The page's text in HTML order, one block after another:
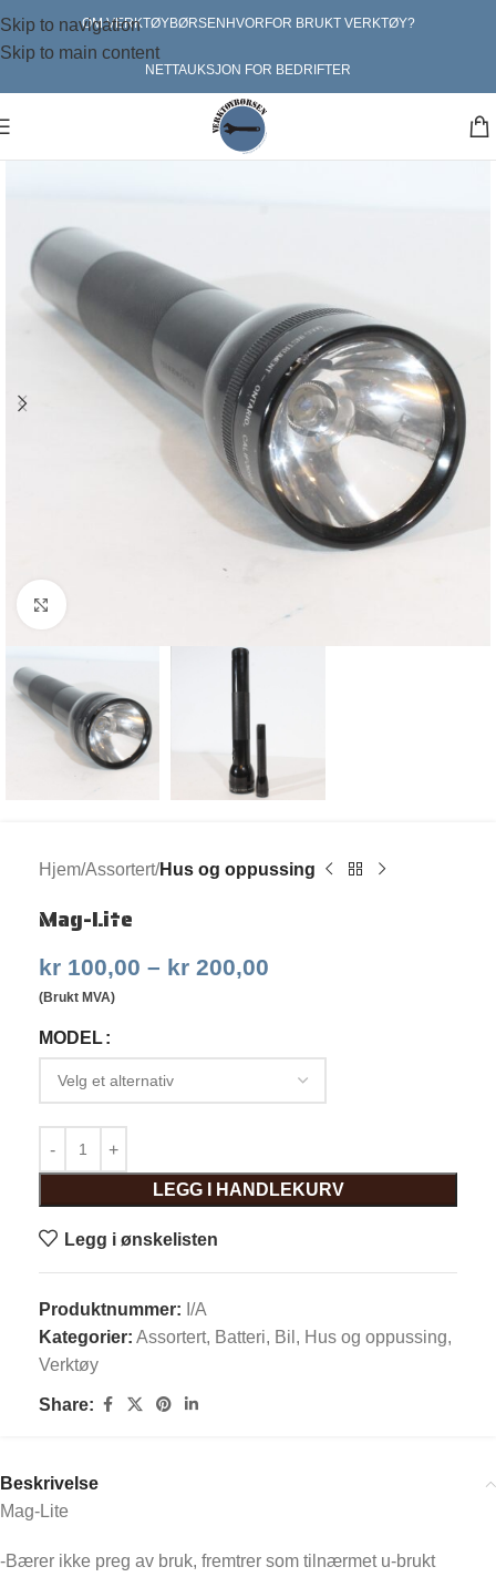
Skip to navigation
Skip to main content
OM VERKTØYBØRSEN HVORFOR BRUKT VERKTØY?
NETTAUKSJON FOR BEDRIFTER
Hjem Assortert Hus og oppussing
Mag-Lite
kr 100,00 – kr 200,00
(Brukt MVA)
MODEL
LEGG I HANDLEKURV
Legg i ønskelisten
Produktnummer: I/A
Kategorier: Assortert, Batteri, Bil , Hus og oppussing,
Verktøy
Share:
Beskrivelse
Mag-Lite
-Bærer ikke preg av bruk, fremtrer som tilnærmet u-brukt